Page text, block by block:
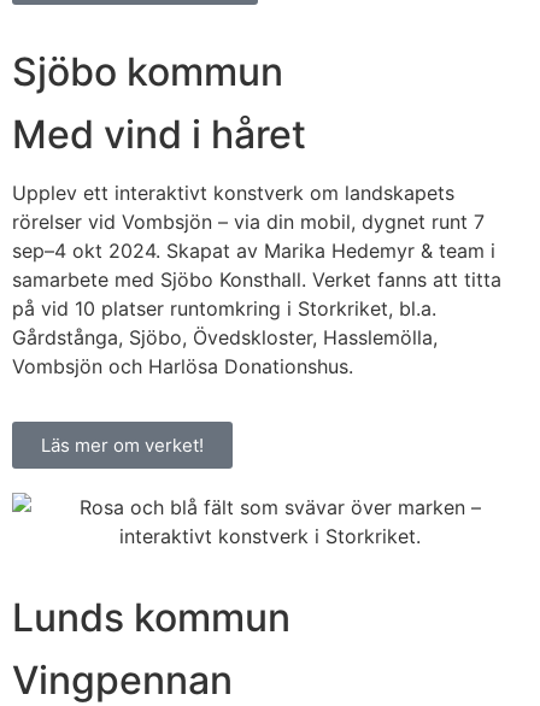
Sjöbo kommun
Med vind i håret
Upplev ett interaktivt konstverk om landskapets
rörelser vid Vombsjön – via din mobil, dygnet runt 7
sep–4 okt 2024. Skapat av Marika Hedemyr & team i
samarbete med Sjöbo Konsthall. Verket fanns att titta
på vid 10 platser runtomkring i Storkriket, bl.a.
Gårdstånga, Sjöbo, Övedskloster, Hasslemölla,
Vombsjön och Harlösa Donationshus.
Läs mer om verket!
Lunds kommun
Vingpennan